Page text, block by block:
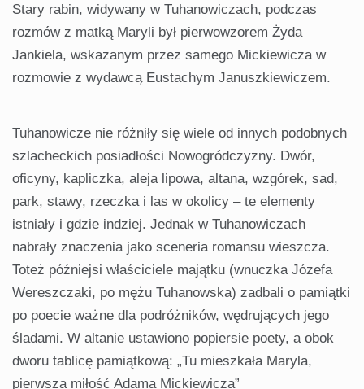
Stary rabin, widywany w Tuhanowiczach, podczas
rozmów z matką Maryli był pierwowzorem Żyda
Jankiela, wskazanym przez samego Mickiewicza w
rozmowie z wydawcą Eustachym Januszkiewiczem.
Tuhanowicze nie różniły się wiele od innych podobnych
szlacheckich posiadłości Nowogródczyzny. Dwór,
oficyny, kapliczka, aleja lipowa, altana, wzgórek, sad,
park, stawy, rzeczka i las w okolicy – te elementy
istniały i gdzie indziej. Jednak w Tuhanowiczach
nabrały znaczenia jako sceneria romansu wieszcza.
Toteż późniejsi właściciele majątku (wnuczka Józefa
Wereszczaki, po mężu Tuhanowska) zadbali o pamiątki
po poecie ważne dla podróżników, wędrujących jego
śladami. W altanie ustawiono popiersie poety, a obok
dworu tablicę pamiątkową: „Tu mieszkała Maryla,
pierwsza miłość Adama Mickiewicza”